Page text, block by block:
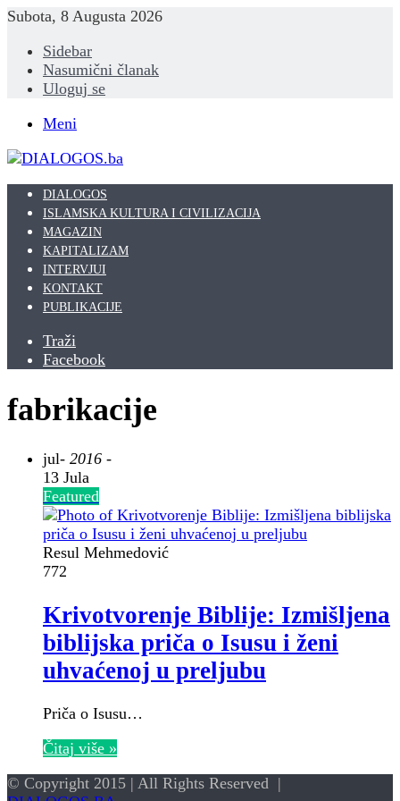
Subota, 8 Augusta 2026
Sidebar
Nasumični članak
Uloguj se
Meni
DIALOGOS
ISLAMSKA KULTURA I CIVILIZACIJA
MAGAZIN
KAPITALIZAM
INTERVJUI
KONTAKT
PUBLIKACIJE
Traži
Facebook
fabrikacije
jul- 2016 -
13 Jula
Featured
Resul Mehmedović
772
Krivotvorenje Biblije: Izmišljena
biblijska priča o Isusu i ženi
uhvaćenoj u preljubu
Priča o Isusu…
Čitaj više »
© Copyright 2015 | All Rights Reserved |